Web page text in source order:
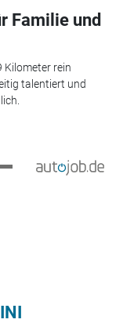
Familie und
Kilometer rein
talentiert und